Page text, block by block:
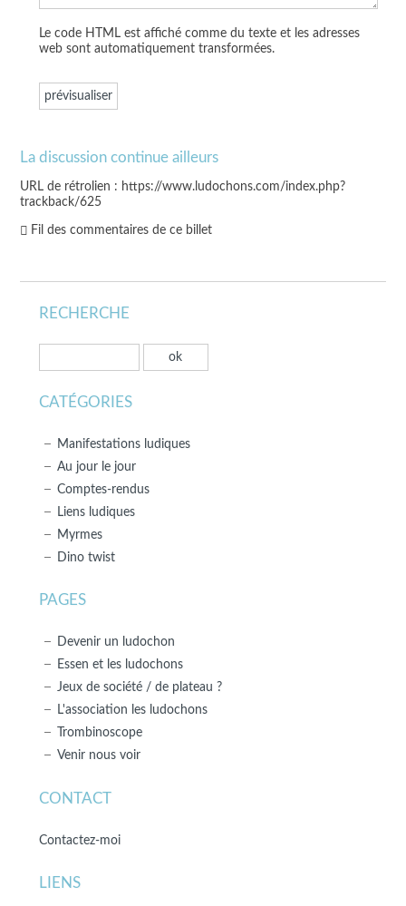
Le code HTML est affiché comme du texte et les adresses
web sont automatiquement transformées.
La discussion continue ailleurs
URL de rétrolien : https://www.ludochons.com/index.php?
trackback/625
Fil des commentaires de ce billet
RECHERCHE
CATÉGORIES
Manifestations ludiques
Au jour le jour
Comptes-rendus
Liens ludiques
Myrmes
Dino twist
PAGES
Devenir un ludochon
Essen et les ludochons
Jeux de société / de plateau ?
L'association les ludochons
Trombinoscope
Venir nous voir
CONTACT
Contactez-moi
LIENS